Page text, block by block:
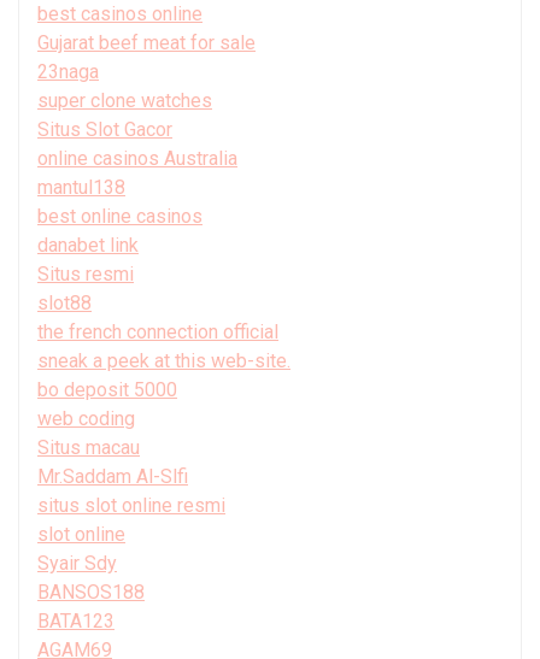
best casinos online
Gujarat beef meat for sale
23naga
super clone watches
Situs Slot Gacor
online casinos Australia
mantul138
best online casinos
danabet link
Situs resmi
slot88
the french connection official
sneak a peek at this web-site.
bo deposit 5000
web coding
Situs macau
Mr.Saddam Al-Slfi
situs slot online resmi
slot online
Syair Sdy
BANSOS188
BATA123
AGAM69